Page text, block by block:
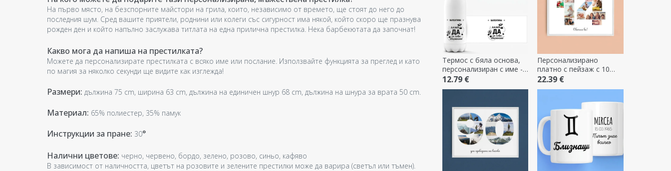
Термос с бяла основа,
персонализиран с име -
New Adventures
12.79 €
Персонализирано
платно с пейзаж с 10
снимки, модел номер 14
и текстово съобщение
22.39 €
На първо място, на безспорните майстори на грила, които, независимо от времето, ще стоят до него до
последния шум. Сред вашите приятели, роднини или колеги със сигурност има някой, който скоро ще празнува
рожден ден и който напълно заслужава титлата на една прилична престилка. Нека барбекютата да започнат!
Какво мога да напиша на престилката?
Можете да персонализирате престилката с всяко име или послание. Използвайте функцията за преглед и като
по магия за няколко секунди ще видите как изглежда!
Размери: дължина 75 cm, ширина 63 cm, дължина на единичен шнур 68 cm, дължина на шнура за врата 50 cm.
Материал: 65% полиестер, 35% памук
Инструкции за пране: 30°
Налични цветове: черно, червено, бордо, зелено, розово, синьо, кафяво
В зависимост от наличността, цветът на розовите и зелените престилки може да варира (светъл или тъмен).